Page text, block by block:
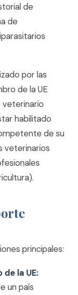
de
de
por las
de la UE
veterinario
habilitado
de su
veterinarios
principales:
la UE:
un país